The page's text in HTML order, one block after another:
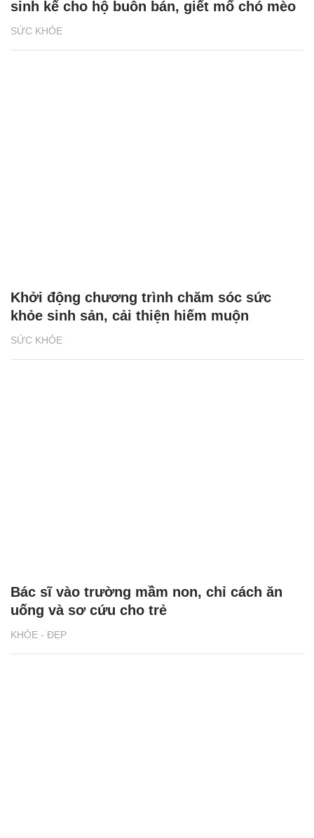
SỨC KHỎE
sinh kế cho hộ buôn bán, giết mổ chó mèo
SỨC KHỎE
Khởi động chương trình chăm sóc sức
khỏe sinh sản, cải thiện hiếm muộn
KHỎE - ĐẸP
Bác sĩ vào trường mầm non, chỉ cách ăn
uống và sơ cứu cho trẻ